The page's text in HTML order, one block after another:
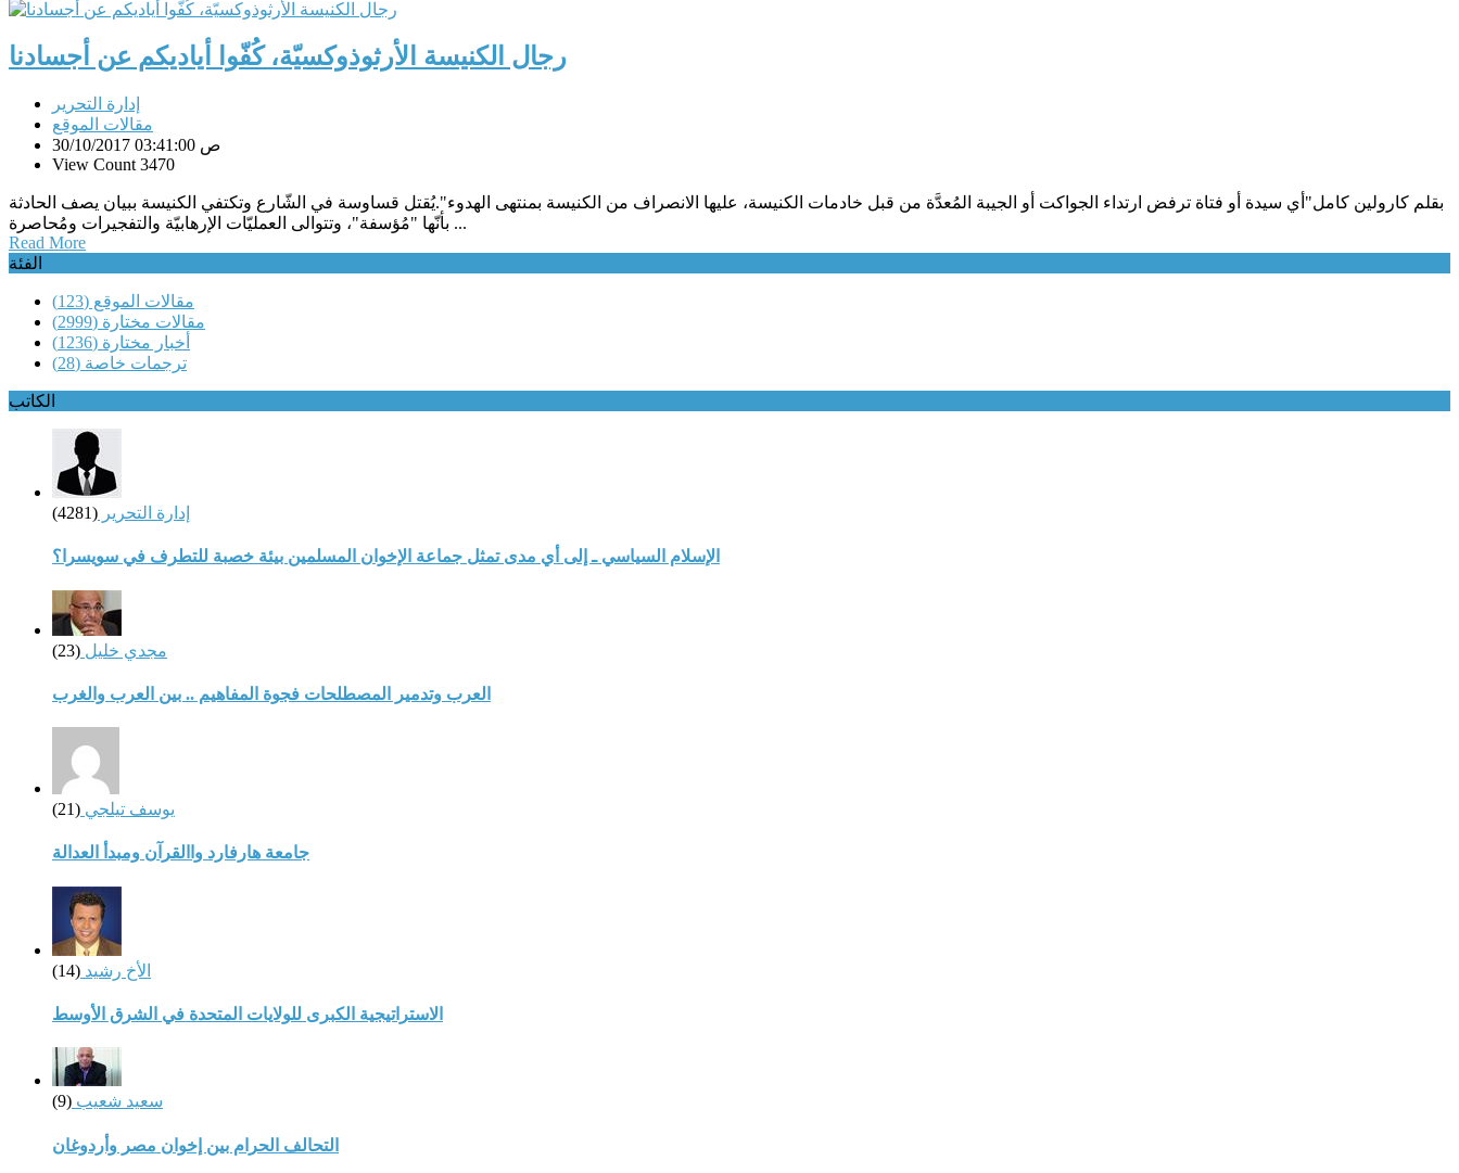
رجال الكنيسة الأرثوذوكسيّة، كُفّوا أياديكم عن أجسادنا
إدارة التحرير
مقالات الموقع
30/10/2017 03:41:00 ص
View Count 3470
بقلم كارولين كامل"أي سيدة أو فتاة ترفض ارتداء الجواكت أو الجيبة المُعدَّة من قبل خادمات الكنيسة، عليها الانصراف من الكنيسة بمنتهى الهدوء".يُقتل قساوسة في الشّارع وتكتفي الكنيسة ببيان يصف الحادثة
بأنّها "مُؤسفة"، وتتوالى العمليّات الإرهابيّة والتفجيرات ومُحاصرة ...
Read More
الفئة
مقالات الموقع (123)
مقالات مختارة (2999)
أخبار مختارة (1236)
ترجمات خاصة (28)
الكاتب
إدارة التحرير (4281)
الإسلام السياسي ـ إلى أي مدى تمثل جماعة الإخوان المسلمين بيئة خصبة للتطرف في سويسرا؟
مجدي خليل (23)
العرب وتدمير المصطلحات فجوة المفاهيم .. بين العرب والغرب
يوسف تيلجي (21)
جامعة هارفارد واالقرآن ومبدأ العدالة
الأخ رشيد (14)
الاستراتيجية الكبرى للولايات المتحدة في الشرق الأوسط
سعيد شعيب (9)
التحالف الحرام بين إخوان مصر وأردوغان